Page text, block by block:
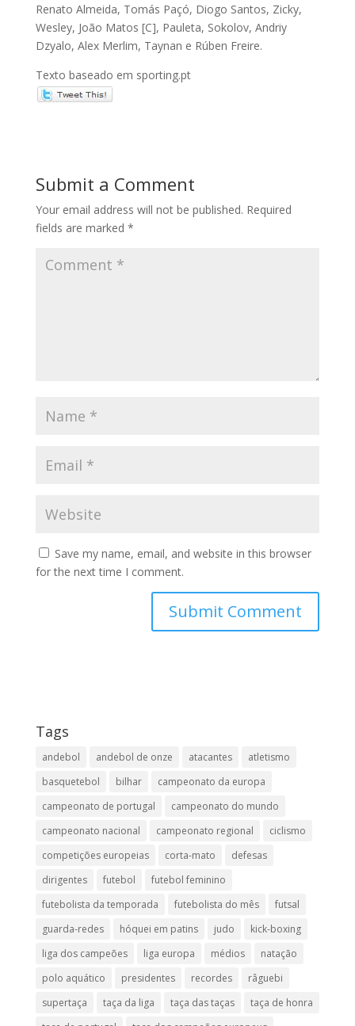
Renato Almeida, Tomás Paçó, Diogo Santos, Zicky,
Wesley, João Matos [C], Pauleta, Sokolov, Andriy
Dzyalo, Alex Merlim, Taynan e Rúben Freire.
Texto baseado em sporting.pt
Submit a Comment
Your email address will not be published. Required
fields are marked *
Save my name, email, and website in this browser
for the next time I comment.
Tags
andebol andebol de onze atacantes
atletismo
basquetebol
bilhar
campeonato da europa
campeonato de portugal
campeonato do mundo
campeonato nacional
campeonato regional
ciclismo
competições europeias
corta-mato
defesas
dirigentes
futebol
futebol feminino
futebolista da temporada
futebolista do mês
futsal
guarda-redes
hóquei em patins judo
kick-boxing
liga dos campeões
liga europa médios
natação
polo aquático
presidentes recordes
râguebi
supertaça
taça da liga taça das taças
taça de honra